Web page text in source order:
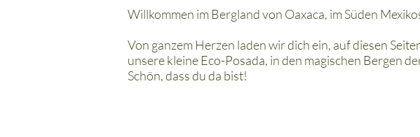
Willkommen im Bergland von Oaxaca, im Süden
Von ganzem Herzen laden wir dich ein, auf diesen
unsere kleine Eco-Posada, in den magischen Bergen
Schön, dass du da bist!